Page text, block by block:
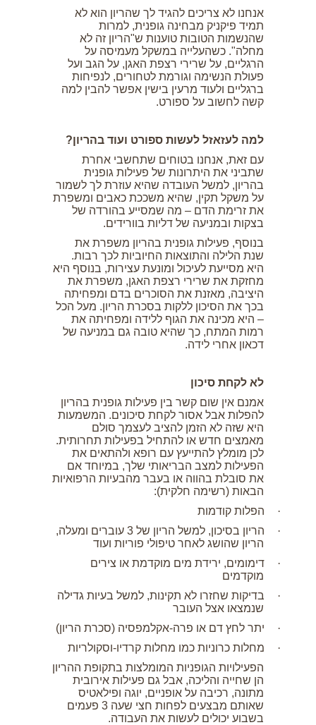
אנחנו לא צריכים להגיד לך שהריון הוא לא
תמיד פיקניק מבחינה גופנית, למרות
שהנשמות הטובות טוענות ש"הריון זה לא
מחלה". כשהעלייה במשקל מעמיסה על
הרגליים, על שרירי רצפת האגן, על הגב ועל
פעולת הנשימה וגורמת לטחורים, לנפיחות
ברגליים ולעוד מרעין בישין אפשר להבין למה
קשה לחשוב על ספורט.
למה לעזאזל לעשות ספורט ועוד בהריון?
עם זאת, אנחנו בטוחים שתחשבי אחרת
שתביני את היתרונות של פעילות גופנית
בהריון, למשל העובדה שהיא עוזרת לך לשמור
על משקל תקין, שהיא משככת כאבים ומשפרת
את זרימת הדם – מה שמסייע בהורדה של
בצקות ובמניעה של דליות בוורידים.
בנוסף, פעילות גופנית בהריון משפרת את
שנת הלילה והתוצאות החיוביות לכך רבות.
היא מסייעת לעיכול ומונעת עצירות, בנוסף היא
מחזקת את שרירי רצפת האגן, משפרת את
היציבה, מאזנת את הסוכרים בדם ומפחיתה
בכך את הסיכון ללקות בסכרת הריון. מעל הכל
– היא מכינה את הגוף ללידה ומפחיתה את
רמות המתח, כך שהיא טובה גם במניעה של
דכאון אחרי לידה.
לא לקחת סיכון
אמנם אין שום קשר בין פעילות גופנית בהריון
להפלות אבל אסור לקחת סיכונים. המשמעות
היא שזה לא הזמן להציב לעצמך סולם
מאמצים חדש או להתחיל בפעילות תחרותית.
לכן מומלץ להתייעץ עם רופא ולהתאים את
הפעילות למצב הבריאותי שלך, במיוחד אם
את סובלת בהווה או בעבר מהבעיות הרפואיות
הבאות (רשימה חלקית):
·
הפלות קודמות
·
הריון בסיכון, למשל הריון של 3 עוברים ומעלה,
הריון שהושג לאחר טיפולי פוריות ועוד
·
דימומים, ירידת מים מוקדמת או צירים
מוקדמים
·
בדיקות שחזרו לא תקינות, למשל בעיות גדילה
שנמצאו אצל העובר
·
יתר לחץ דם או פרה-אקלמפסיה (סכרת הריון)
·
מחלות כרוניות כמו מחלות קרדיו-וסקולריות
הפעילויות הגופניות המומלצות בתקופת ההריון
הן שחייה והליכה, אבל גם פעילות אירובית
מתונה, רכיבה על אופניים, יוגה ופילאטיס
שאותם מבצעים לפחות חצי שעה 3 פעמים
בשבוע יכולים לעשות את העבודה.